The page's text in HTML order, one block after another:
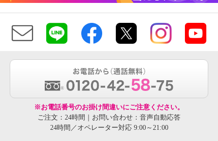
※お電話番号のお掛け間違いにご注意ください。
ご注文：24時間｜お問い合わせ：音声自動応答
24時間／オペレーター対応 9:00～21:00